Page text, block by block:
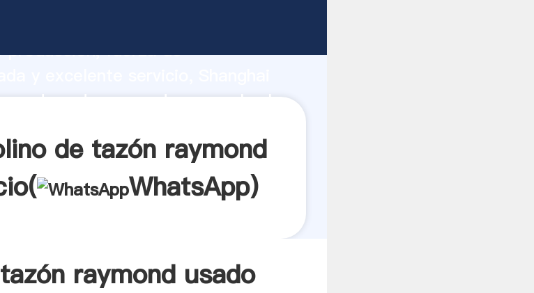
fuerza de
usado proveedor crea el valor
de tazón raymond
WhatsApp)
raymond usado